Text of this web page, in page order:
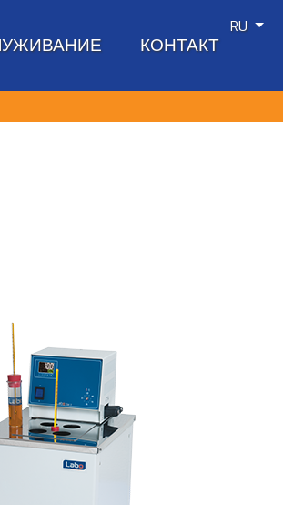
КОНТАКТ
RU